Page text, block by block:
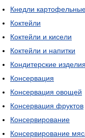
Кнедли
Коктейли
Коктейли и кисели
Коктейли и напитки
Кондитерские изделия
Консервация
Консервация овощей
Консервация фруктов
Консервирование
Консервирование